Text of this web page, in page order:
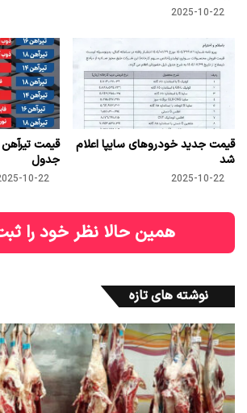
2025-10-22
قیمت جدید خودروهای سایپا اعلام
شد
2025-10-22
جدول
10-22
همین حالا نظر خود را
نوشته های تازه